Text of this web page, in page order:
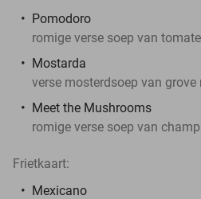
Pomodoro
romige verse soep van
Mostarda
verse mosterdsoep van grove
Meet the Mushrooms
romige verse soep van
Frietkaart:
Mexicano